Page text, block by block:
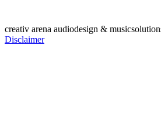
creativ arena audiodesign &
Disclaimer